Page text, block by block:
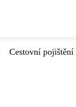
Cestovní pojištění